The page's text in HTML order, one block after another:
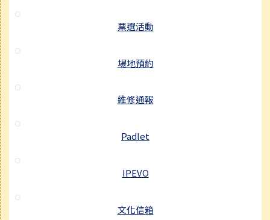
票選活動
場地預約
維修通報
Padlet
IPEVO
文化信箱